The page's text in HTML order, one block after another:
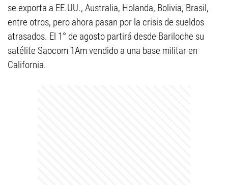
se exporta a EE.UU., Australia, Holanda, Bolivia, Brasil,
entre otros, pero ahora pasan por la crisis de sueldos
atrasados. El 1° de agosto partirá desde Bariloche su
satélite Saocom 1Am vendido a una base militar en
California.